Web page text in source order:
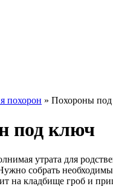
похорон » Похороны
под ключ
утрата для
собрать
на кладбище гроб и